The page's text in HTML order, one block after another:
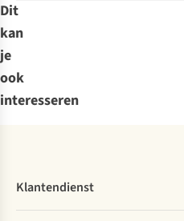
Dit
kan
je
ook
interesseren
Klantendienst